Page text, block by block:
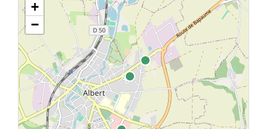
Geen tankstations met locatiegegevens gevonden.
De kaart kan niet worden weergegeven zonder GPS coördinaten.
+
−